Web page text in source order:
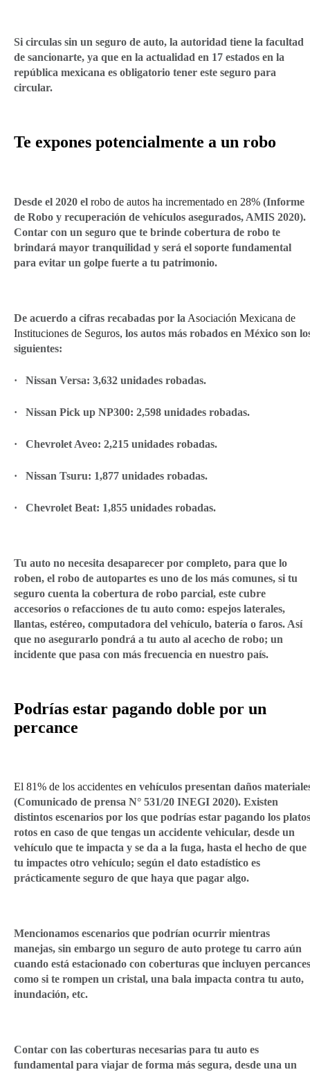
Si circulas sin un seguro de auto, la autoridad tiene la facultad
de sancionarte, ya que en la actualidad en 17 estados en la
república mexicana es obligatorio tener este seguro para
circular.
Te expones potencialmente a un robo
Desde el 2020 el robo de autos ha incrementado en 28% (Informe
de Robo y recuperación de vehículos asegurados, AMIS 2020).
Contar con un seguro que te brinde cobertura de robo te
brindará mayor tranquilidad y será el soporte fundamental
para evitar un golpe fuerte a tu patrimonio.
De acuerdo a cifras recabadas por la Asociación Mexicana de
Instituciones de Seguros, los autos más robados en México son
siguientes:
· Nissan Versa: 3,632 unidades robadas.
· Nissan Pick up NP300: 2,598 unidades robadas.
· Chevrolet Aveo: 2,215 unidades robadas.
· Nissan Tsuru: 1,877 unidades robadas.
· Chevrolet Beat: 1,855 unidades robadas.
Tu auto no necesita desaparecer por completo, para que lo
roben, el robo de autopartes es uno de los más comunes, si tu
seguro cuenta la cobertura de robo parcial, este cubre
accesorios o refacciones de tu auto como: espejos laterales,
llantas, estéreo, computadora del vehículo, batería o faros. Así
que no asegurarlo pondrá a tu auto al acecho de robo; un
incidente que pasa con más frecuencia en nuestro país.
Podrías estar pagando doble por un
percance
El 81% de los accidentes en vehículos presentan daños
(Comunicado de prensa N° 531/20 INEGI 2020). Existen
distintos escenarios por los que podrías estar pagando los platos
rotos en caso de que tengas un accidente vehicular, desde un
vehículo que te impacta y se da a la fuga, hasta el hecho de que
tu impactes otro vehículo; según el dato estadístico es
prácticamente seguro de que haya que pagar algo.
Mencionamos escenarios que podrían ocurrir mientras
manejas, sin embargo un seguro de auto protege tu carro aún
cuando está estacionado con coberturas que incluyen percances
como si te rompen un cristal, una bala impacta contra tu auto,
inundación, etc.
Contar con las coberturas necesarias para tu auto es
fundamental para viajar de forma más segura, desde una un